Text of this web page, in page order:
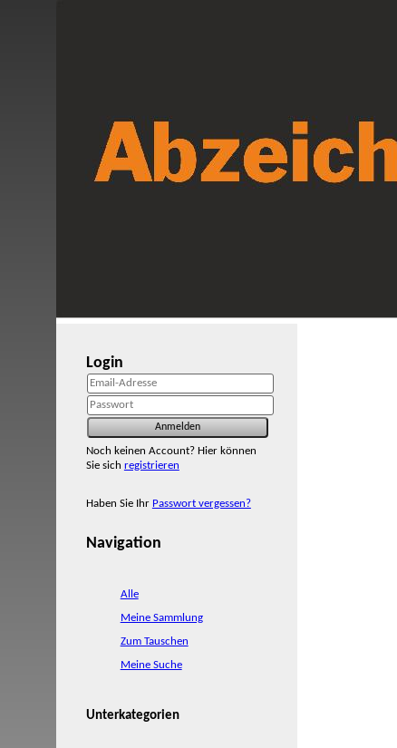
Login
Noch keinen Account? Hier können
Sie sich registrieren
Haben Sie Ihr Passwort vergessen?
Navigation
Alle
Meine Sammlung
Zum Tauschen
Meine Suche
Unterkategorien